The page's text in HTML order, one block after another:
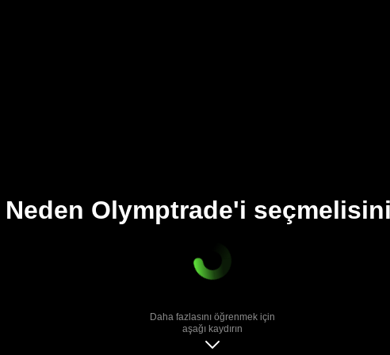
Neden Olymptrade'i
Daha fazlasını öğrenmek için
aşağı kaydırın